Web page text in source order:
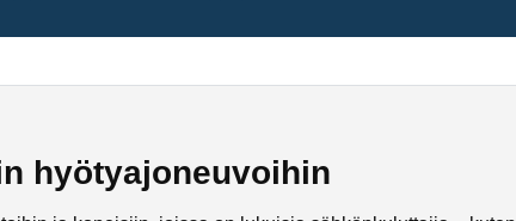
hyötyajoneuvoihin